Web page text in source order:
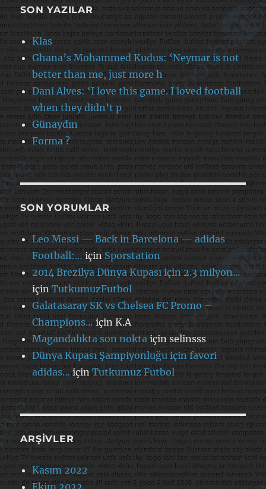
SON YAZILAR
Klas
Ghana’s Mohammed Kudus: ‘Neymar is not
better than me, just more h
Dani Alves: ‘I love this game. I loved football
when they didn’t p
Günaydın
Forma ?
SON YORUMLAR
Leo Messi — Back in Barcelona — adidas
Football:…içinSporstation
2014 Brezilya Dünya Kupası için 2.3 milyon…
içinTutkumuzFutbol
Galatasaray SK vs Chelsea FC Promo –
Champions…içinK.A
Magandalıkta son noktaiçinselinsss
Dünya Kupası Şampiyonluğu için favori
adidas…içinTutkumuz Futbol
ARŞIVLER
Kasım 2022
Ekim 2022